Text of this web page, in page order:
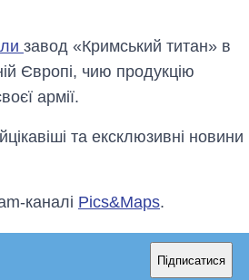
завод «Кримський титан» в
Європі, чию продукцію
армії.
та ексклюзивні новини
каналі Pics&Maps.
Підписатися